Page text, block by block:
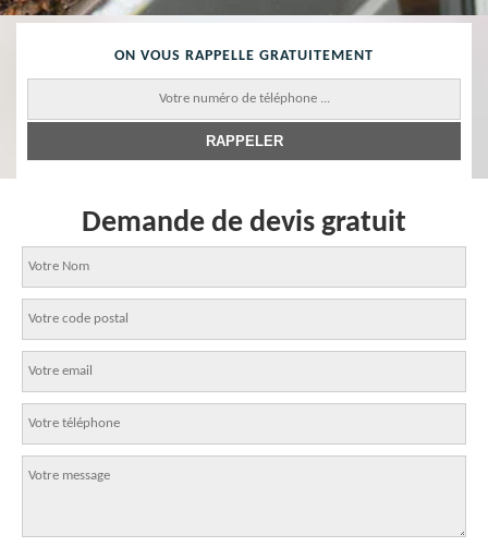
ON VOUS RAPPELLE GRATUITEMENT
Demande de devis gratuit